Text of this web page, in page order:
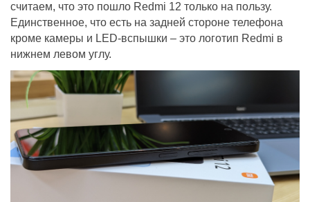
считаем, что это пошло Redmi 12 только на пользу.
Единственное, что есть на задней стороне телефона
кроме камеры и LED-вспышки – это логотип Redmi в
нижнем левом углу.